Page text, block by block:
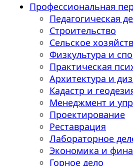
Профессиональная
Педагогическая
Строительство
Сельское
Физкультура и
Практическая
Архитектура и
Кадастр и
Менеджмент и
Проектирование
Реставрация
Лабораторное
Экономика и
Горное дело